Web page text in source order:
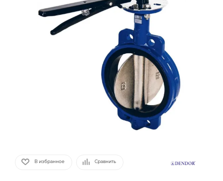
В избранное Сравнить